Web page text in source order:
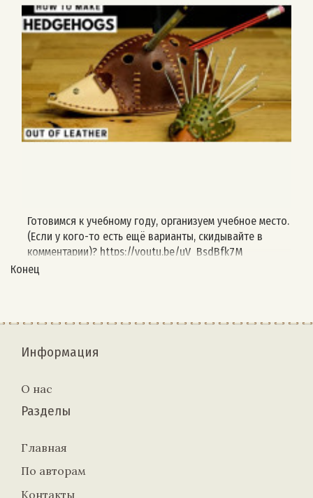
Готовимся к учебному году, организуем учебное место.
(Если у кого-то есть ещё варианты, скидывайте в
комментарии)? https://youtu.be/uV_BsdBfk7M
https://youtu.be/1D2-4a-se5o
Конец
Информация
О нас
Разделы
Главная
По авторам
Контакты